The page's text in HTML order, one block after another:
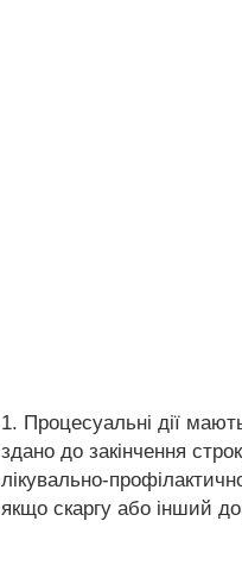
1. Процесуальні дії
здано до закінчення
лікувально-
якщо скаргу або інший